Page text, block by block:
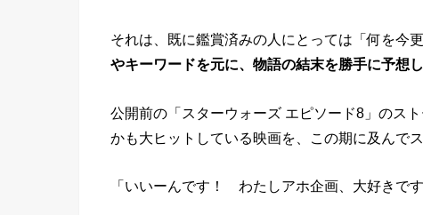
それは、既に鑑賞済みの人にとっては「何を今
やキーワードを元に、物語の結末を勝手に予想
公開前の「スターウォーズ エピソード8」のス
かも大ヒットしている映画を、この期に及ん
「いいーんです！ わたしアホ企画、大好きで